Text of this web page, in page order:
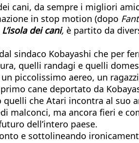
cani, da sempre i migliori
in stop motion (dopo
L’isola dei cani, è partito da
sindaco Kobayashi che per
quelli randagi e quelli
piccolissimo aereo, un
cane deportato da
che Atari incontra al suo
malconci, ma ancora fieri e
dell’intero paese.
e sottolineando